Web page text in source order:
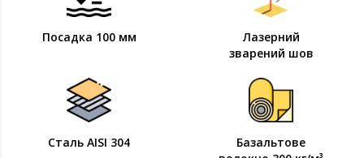
Посадка 100 мм
Лазерний
зварений шов
Сталь AISI 304
Базальтове